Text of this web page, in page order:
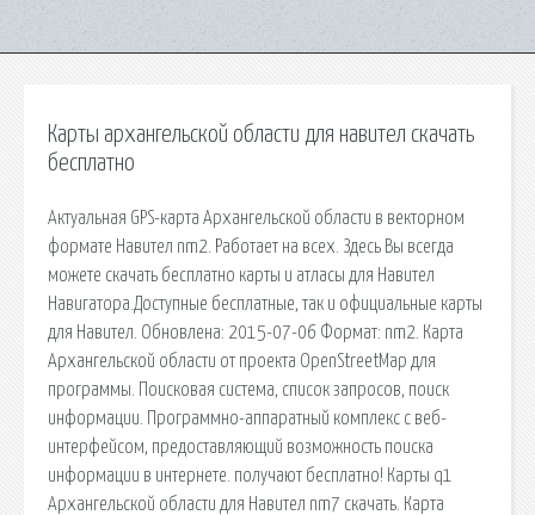
Карты архангельской области для навител скачать
бесплатно
Актуальная GPS-карта Архангельской области в векторном
формате Навител nm2. Работает на всех. Здесь Вы всегда
можете скачать бесплатно карты и атласы для Навител
Навигатора.Доступные бесплатные, так и официальные карты
для Навител. Обновлена: 2015-07-06 Формат: nm2. Карта
Архангельской области от проекта OpenStreetMap для
программы. Поисковая сиcтема, список запросов, поиск
информации. Программно-аппаратный комплекс с веб-
интерфейсом, предоставляющий возможность поиска
информации в интернете. получают бесплатно! Карты q1
Архангельской области для Навител nm7 скачать. Карта